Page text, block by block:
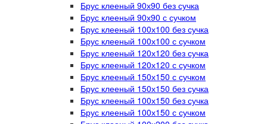
Брус клееный 90х90 без сучка
Брус клееный 90х90 с сучком
Брус клееный 100х100 без сучка
Брус клееный 100х100 с сучком
Брус клееный 120х120 без сучка
Брус клееный 120х120 с сучком
Брус клееный 150х150 с сучком
Брус клееный 150х150 без сучка
Брус клееный 100х150 без сучка
Брус клееный 100х150 с сучком